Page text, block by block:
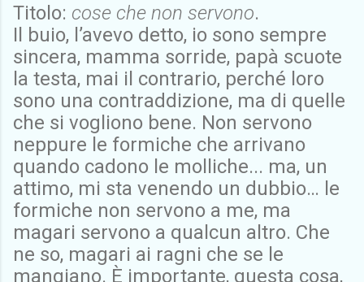
Titolo: cose che non servono.
Il buio, l’avevo detto, io sono sempre
sincera, mamma sorride, papà scuote
la testa, mai il contrario, perché loro
sono una contraddizione, ma di quelle
che si vogliono bene. Non servono
neppure le formiche che arrivano
quando cadono le molliche... ma, un
attimo, mi sta venendo un dubbio… le
formiche non servono a me, ma
magari servono a qualcun altro. Che
ne so, magari ai ragni che se le
mangiano. È importante, questa cosa,